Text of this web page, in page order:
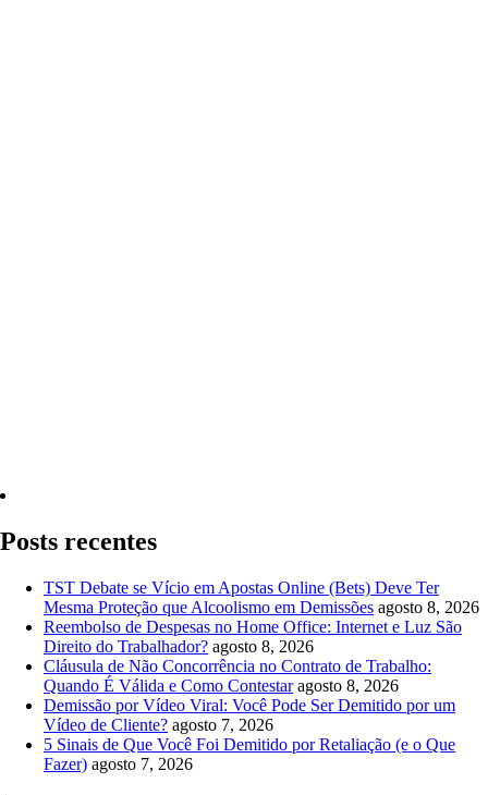
Posts recentes
TST Debate se Vício em Apostas Online (Bets) Deve Ter
Mesma Proteção que Alcoolismo em Demissões agosto 8, 2026
Reembolso de Despesas no Home Office: Internet e Luz São
Direito do Trabalhador? agosto 8, 2026
Cláusula de Não Concorrência no Contrato de Trabalho:
Quando É Válida e Como Contestar agosto 8, 2026
Demissão por Vídeo Viral: Você Pode Ser Demitido por um
Vídeo de Cliente? agosto 7, 2026
5 Sinais de Que Você Foi Demitido por Retaliação (e o Que
Fazer) agosto 7, 2026